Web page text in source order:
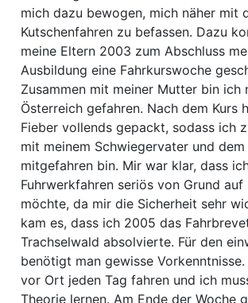
mich dazu bewogen, mich näher mit
Kutschenfahren zu befassen. Dazu
meine Eltern 2003 zum Abschluss
Ausbildung eine Fahrkurswoche
Zusammen mit meiner Mutter bin ich
Österreich gefahren. Nach dem Kurs
Fieber vollends gepackt, sodass ich
mit meinem Schwiegervater und dem
mitgefahren bin. Mir war klar, dass
Fuhrwerkfahren seriös von Grund auf
möchte, da mir die Sicherheit sehr
kam es, dass ich 2005 das
Trachselwald absolvierte. Für den
benötigt man gewisse
vor Ort jeden Tag fahren und ich
Theorie lernen. Am Ende der Woche